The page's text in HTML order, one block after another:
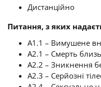
Дистанційно
Питання, з яких
A1.1 – Вимушене
A2.1 – Смерть
A2.2 – Зникнення
A2.3 – Серйозні